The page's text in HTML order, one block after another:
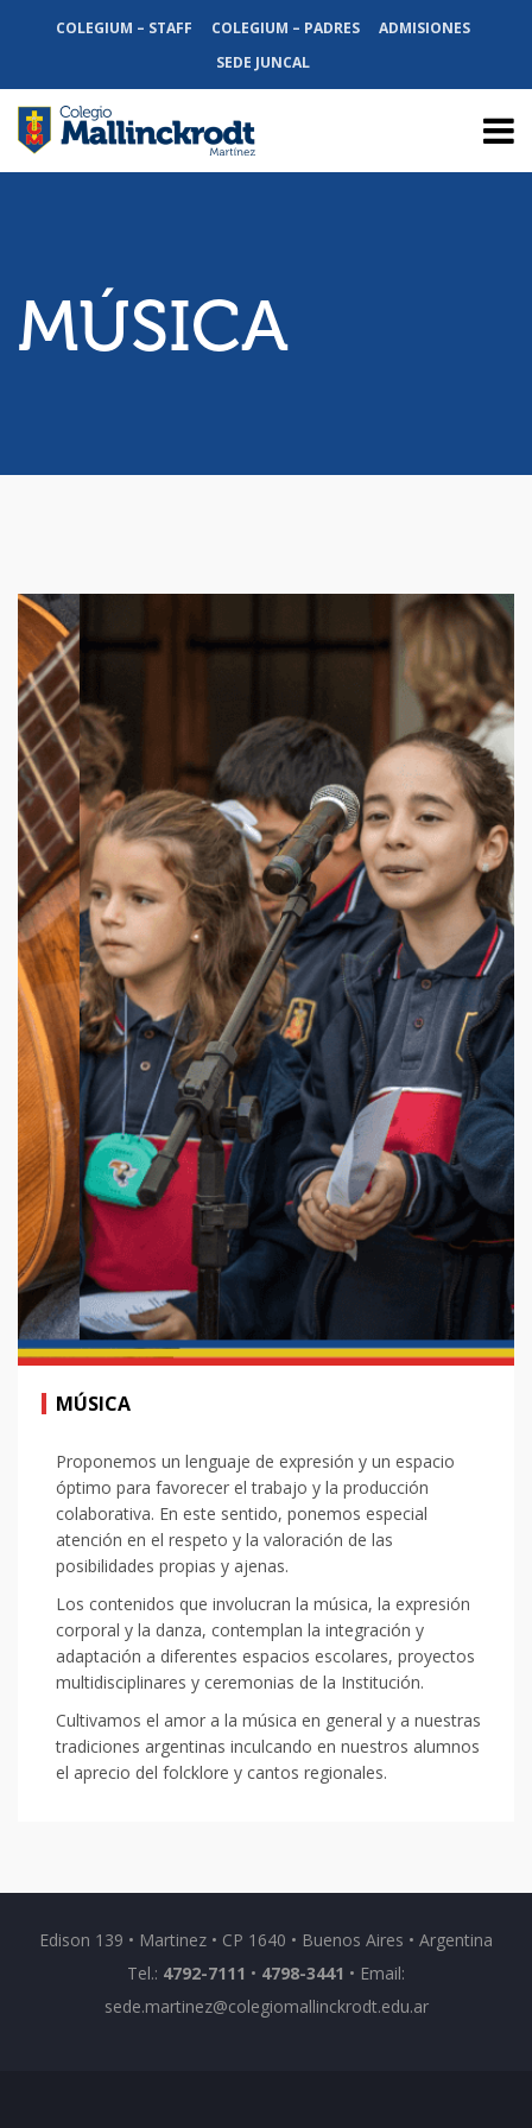
COLEGIUM – STAFF COLEGIUM – PADRES
ADMISIONES
SEDE JUNCAL
MÚSICA
MÚSICA
Proponemos un lenguaje de expresión y un espacio
óptimo para favorecer el trabajo y la producción
colaborativa. En este sentido, ponemos especial
atención en el respeto y la valoración de las
posibilidades propias y ajenas.
Los contenidos que involucran la música, la expresión
corporal y la danza, contemplan la integración y
adaptación a diferentes espacios escolares, proyectos
multidisciplinares y ceremonias de la Institución.
Cultivamos el amor a la música en general y a nuestras
tradiciones argentinas inculcando en nuestros alumnos
el aprecio del folcklore y cantos regionales.
Edison 139 • Martinez • CP 1640 • Buenos Aires • Argentina
Tel.: 4792-7111 • 4798-3441 • Email:
sede.martinez@colegiomallinckrodt.edu.ar